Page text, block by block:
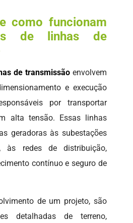
como funcionam
de linhas de
de transmissãoenvolvem
e execução
por transportar
alta tensão. Essas linhas
geradoras às subestações
às redes de distribuição,
contínuo e seguro de
de um projeto, são
detalhadas de terreno,